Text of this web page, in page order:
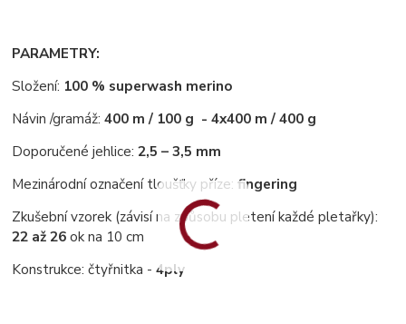
PARAMETRY:
Složení: 100 % superwash merino
Návin /gramáž:400 m / 100 g - 4x400 m / 400 g
Doporučené jehlice:2,5 – 3,5 mm
Mezinárodní označení tloušťky příze:fingering
Zkušební vzorek (závisí na způsobu pletení každé pletařky):
22 až 26ok na 10 cm
Konstrukce: čtyřnitka -4ply